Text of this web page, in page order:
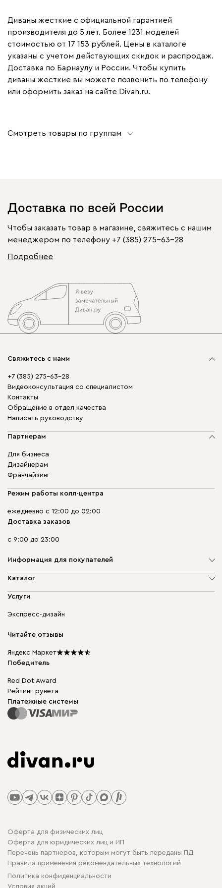
Диваны жесткие с официальной гарантией
производителя до 5 лет. Более 1231 моделей
стоимостью от 17 153 рублей. Цены в каталоге
указаны с учетом действующих скидок и распродаж.
Доставка по Барнаулу и России. Чтобы купить
диваны жесткие вы можете позвонить по телефону
или оформить заказ на сайте Divan.ru.
Смотреть товары по группам
Доставка по всей России
Чтобы заказать товар в магазине, свяжитесь с нашим
менеджером по телефону +7 (385) 275-63-28
Подробнее
Свяжитесь с нами
+7 (385) 275-63-28
Видеоконсультация со специалистом
Контакты
Обращение в отдел качества
Написать руководству
Партнерам
Для бизнеса
Дизайнерам
Франчайзинг
Режим работы колл-центра
ежедневно с 12:00 до 02:00
Доставка заказов
с 9:00 до 23:00
Информация для покупателей
О компании
Доставка и оплата
диван.клуб
Подарочные сертификаты
Мы в прессе
Каталог
Мягкая мебель
Бескаркасная мебель
Столы и стулья
Услуги
Экспресс-дизайн
Читайте отзывы
Яндекс Маркет
Победитель
Red Dot Award
Рейтинг рунета
Платежные системы
Оферта для физических лиц
Оферта для юридических лиц и ИП
Перечень партнеров, которым могут быть переданы ПД
Правила применения рекомендательных технологий
Политика конфиденциальности
Условия акций